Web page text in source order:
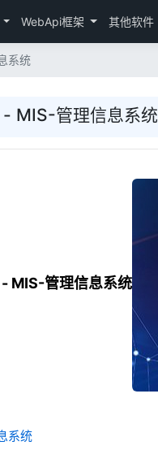
WebApi框架 其他软件
系统
MIS-管理信息系统
MIS-管理信息系统
系统